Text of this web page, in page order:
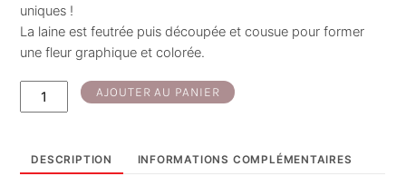
uniques !
La laine est feutrée puis découpée et cousue pour former
une fleur graphique et colorée.
quantité
de
broche
AJOUTER AU PANIER
DESCRIPTION INFORMATIONS COMPLÉMENTAIRES